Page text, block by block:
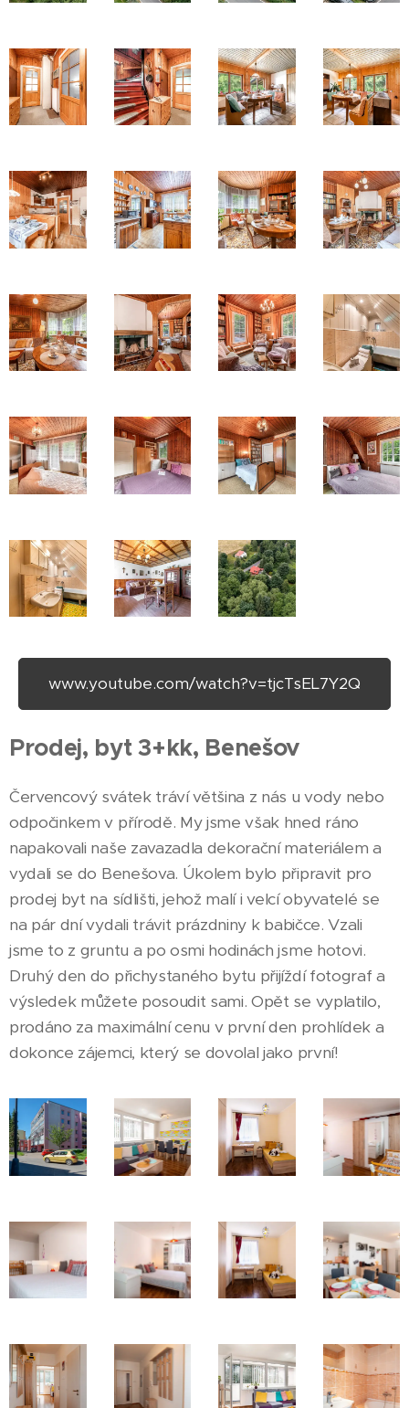
www.youtube.com/watch?v=tjcTsEL7Y2Q
Prodej, byt 3+kk, Benešov
Červencový svátek tráví většina z nás u vody nebo
odpočinkem v přírodě. My jsme však hned ráno
napakovali naše zavazadla dekorační materiálem a
vydali se do Benešova. Úkolem bylo připravit pro
prodej byt na sídlišti, jehož malí i velcí obyvatelé se
na pár dní vydali trávit prázdniny k babičce. Vzali
jsme to z gruntu a po osmi hodinách jsme hotovi.
Druhý den do přichystaného bytu přijíždí fotograf a
výsledek můžete posoudit sami. Opět se vyplatilo,
prodáno za maximální cenu v první den prohlídek a
dokonce zájemci, který se dovolal jako první!